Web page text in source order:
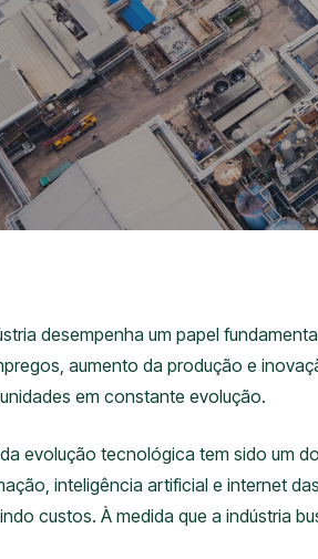
desempenha um papel
aumento da produção e
em constante evolução.
evolução tecnológica tem sido um
inteligência artificial e internet
custos. À medida que a indústria